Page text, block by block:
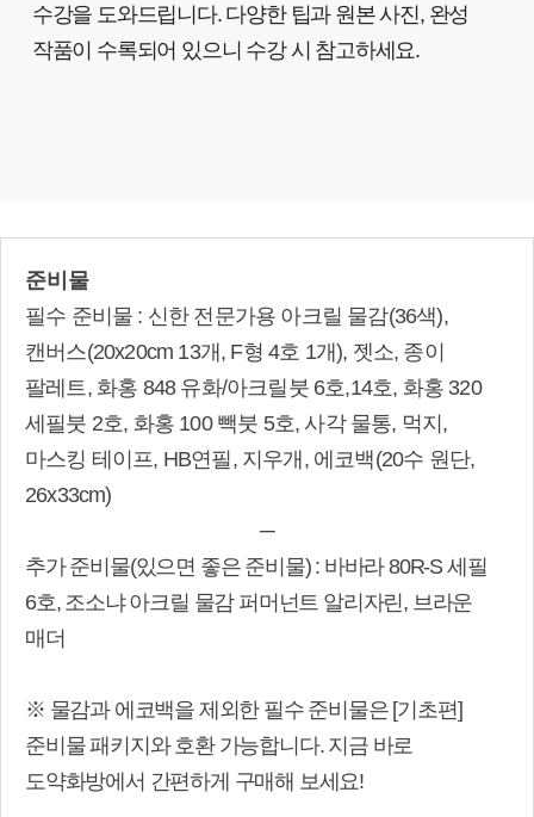
수강을 도와드립니다. 다양한 팁과 원본 사진, 완성
작품이 수록되어 있으니 수강 시 참고하세요.
준비물
필수 준비물 : 신한 전문가용 아크릴 물감(36색),
캔버스(20x20cm 13개, F형 4호 1개), 젯소, 종이
팔레트, 화홍 848 유화/아크릴붓 6호,14호, 화홍 320
세필붓 2호, 화홍 100 빽붓 5호, 사각 물통, 먹지,
마스킹 테이프, HB연필, 지우개, 에코백(20수 원단,
26x33cm)
─
추가 준비물(있으면 좋은 준비물) : 바바라 80R-S 세필
6호, 조소냐 아크릴 물감 퍼머넌트 알리자린, 브라운
매더
※ 물감과 에코백을 제외한 필수 준비물은 [기초편]
준비물 패키지와 호환 가능합니다. 지금 바로
도약화방에서 간편하게 구매해 보세요!